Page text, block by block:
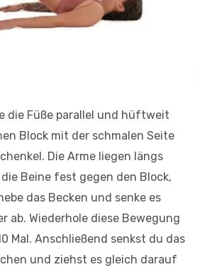
die Füße parallel und hüftweit
Block mit der schmalen Seite
Die Arme liegen längs
die Beine fest gegen den Block,
das Becken und senke es
ab. Wiederhole diese Bewegung
Mal. Anschließend senkst du das
und ziehst es gleich darauf